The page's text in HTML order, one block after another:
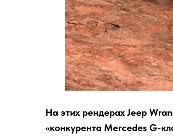
На этих рендерах Jeep
«конкурента Mercedes G-